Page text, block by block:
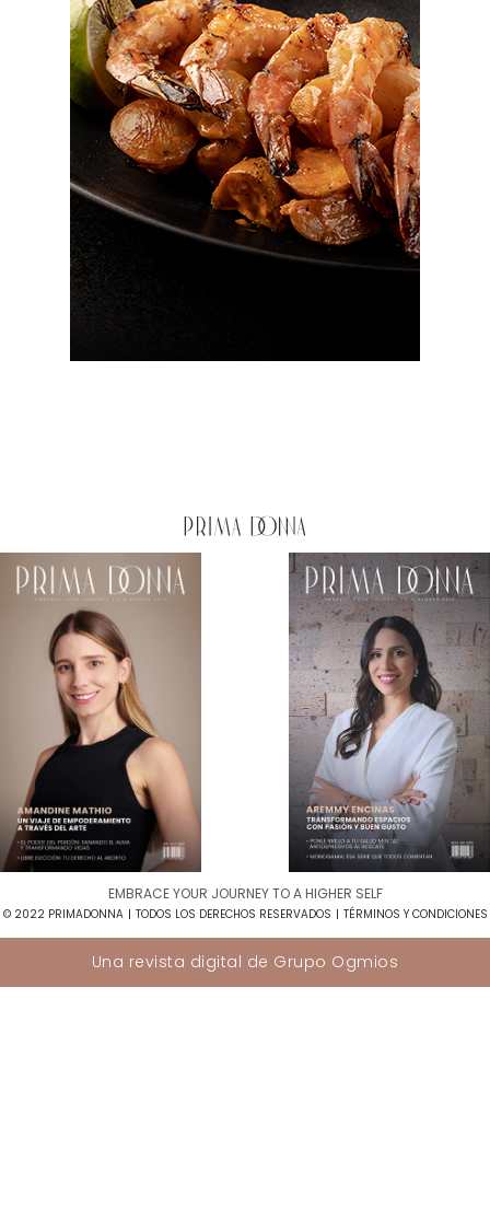
EMBRACE YOUR JOURNEY TO A HIGHER SELF​
© 2022 PRIMADONNA TODOS LOS DERECHOS RESERVADOS TÉRMINOS Y CONDICIONES
Una revista digital de Grupo Ogmios